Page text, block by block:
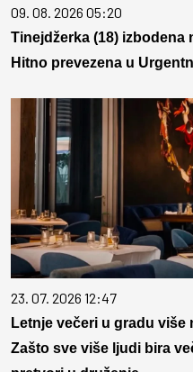
09. 08. 2026 05:20
Tinejdžerka (18) izbodena
Hitno prevezena u
23. 07. 2026 12:47
Letnje večeri u gradu više
Zašto sve više ljudi bira